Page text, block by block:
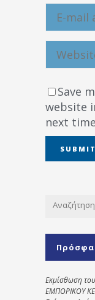
Save
website
next
Εκμίσθωση
ΕΜΠΟΡΙΚΟΥ